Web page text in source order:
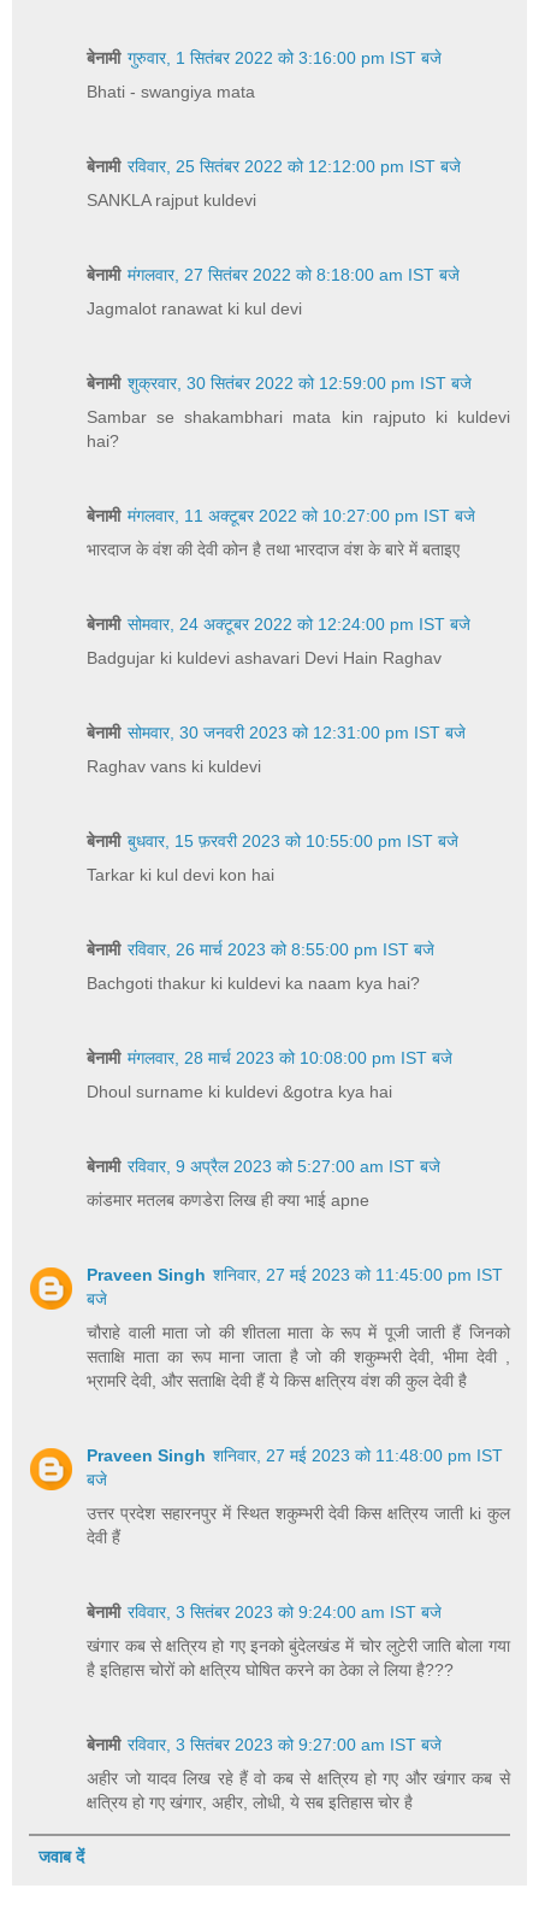
बेनामी गुरुवार, 1 सितंबर 2022 को 3:16:00 pm IST बजे
Bhati - swangiya mata
बेनामी रविवार, 25 सितंबर 2022 को 12:12:00 pm IST बजे
SANKLA rajput kuldevi
बेनामी मंगलवार, 27 सितंबर 2022 को 8:18:00 am IST बजे
Jagmalot ranawat ki kul devi
बेनामी शुक्रवार, 30 सितंबर 2022 को 12:59:00 pm IST बजे
Sambar se shakambhari mata kin rajputo ki kuldevi
hai?
बेनामी मंगलवार, 11 अक्टूबर 2022 को 10:27:00 pm IST बजे
भारदाज के वंश की देवी कोन है तथा भारदाज वंश के बारे में बताइए
बेनामी सोमवार, 24 अक्टूबर 2022 को 12:24:00 pm IST बजे
Badgujar ki kuldevi ashavari Devi Hain Raghav
बेनामी सोमवार, 30 जनवरी 2023 को 12:31:00 pm IST बजे
Raghav vans ki kuldevi
बेनामी बुधवार, 15 फ़रवरी 2023 को 10:55:00 pm IST बजे
Tarkar ki kul devi kon hai
बेनामी रविवार, 26 मार्च 2023 को 8:55:00 pm IST बजे
Bachgoti thakur ki kuldevi ka naam kya hai?
बेनामी मंगलवार, 28 मार्च 2023 को 10:08:00 pm IST बजे
Dhoul surname ki kuldevi &gotra kya hai
बेनामी रविवार, 9 अप्रैल 2023 को 5:27:00 am IST बजे
कांडमार मतलब कणडेरा लिख ही क्या भाई apne
Praveen Singh शनिवार, 27 मई 2023 को 11:45:00 pm IST
बजे
चौराहे वाली माता जो की शीतला माता के रूप में पूजी जाती हैं जिनको
सताक्षि माता का रूप माना जाता है जो की शकुम्भरी देवी, भीमा देवी ,
भ्रामरि देवी, और सताक्षि देवी हैं ये किस क्षत्रिय वंश की कुल देवी है
Praveen Singh शनिवार, 27 मई 2023 को 11:48:00 pm IST
बजे
उत्तर प्रदेश सहारनपुर में स्थित शकुम्भरी देवी किस क्षत्रिय जाती ki कुल
देवी हैं
बेनामी रविवार, 3 सितंबर 2023 को 9:24:00 am IST बजे
खंगार कब से क्षत्रिय हो गए इनको बुंदेलखंड में चोर लुटेरी जाति बोला गया
है इतिहास चोरों को क्षत्रिय घोषित करने का ठेका ले लिया है???
बेनामी रविवार, 3 सितंबर 2023 को 9:27:00 am IST बजे
अहीर जो यादव लिख रहे हैं वो कब से क्षत्रिय हो गए और खंगार कब से
क्षत्रिय हो गए खंगार, अहीर, लोधी, ये सब इतिहास चोर है
जवाब दें